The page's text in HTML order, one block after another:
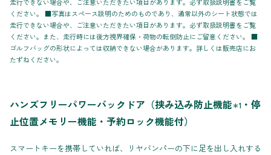
ください。 ■写真はスペース説明のためのものであり、通常以外のシート状態では
走行できない場合や、ご注意いただきたい項目があります。必ず取扱説明書をご覧
ください。また、走行時には後方視界確保・荷物の転倒防止にご留意ください。 ■
ゴルフバッグの形状によっては収納できない場合があります。詳しくは販売店にお
たずねください。
ハンズフリーパワーバックドア（挟み込み防止機能＊1 ・停
止位置メモリー機能・予約ロック機能付）
スマートキーを携帯していれば、リヤバンパーの下に足を出し入れする